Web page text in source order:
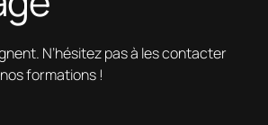
N’hésitez pas à les contacter
formations !